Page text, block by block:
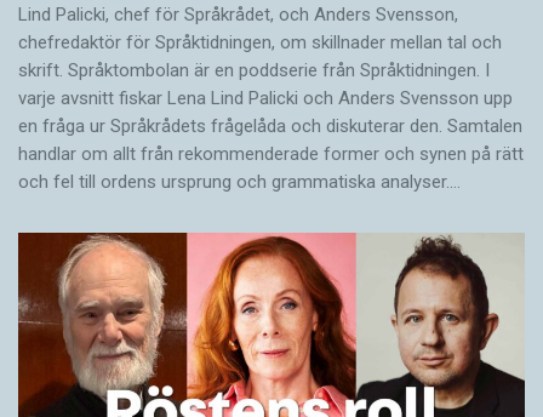
Lind Palicki, chef för Språkrådet, och Anders Svensson,
chefredaktör för Språktidningen, om skillnader mellan tal och
skrift. Språktombolan är en poddserie från Språktidningen. I
varje avsnitt fiskar Lena Lind Palicki och Anders Svensson upp
en fråga ur Språkrådets frågelåda och diskuterar den. Samtalen
handlar om allt från rekommenderade former och synen på rätt
och fel till ordens ursprung och grammatiska analyser.…